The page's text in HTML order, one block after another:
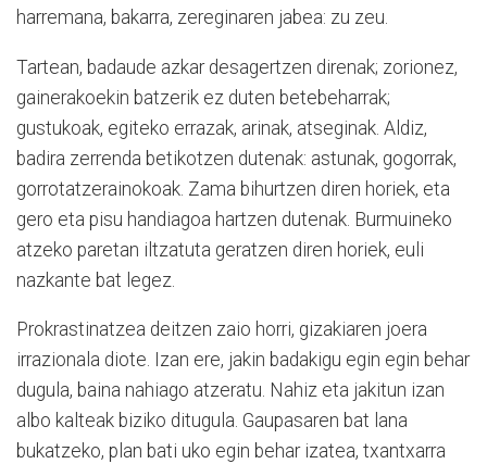
harremana, bakarra, zereginaren jabea: zu zeu.
Tartean, badaude azkar desagertzen direnak; zorionez,
gainerakoekin batzerik ez duten betebeharrak;
gustukoak, egiteko errazak, arinak, atseginak. Aldiz,
badira zerrenda betikotzen dutenak: astunak, gogorrak,
gorrotatzerainokoak. Zama bihurtzen diren horiek, eta
gero eta pisu handiagoa hartzen dutenak. Burmuineko
atzeko paretan iltzatuta geratzen diren horiek, euli
nazkante bat legez.
Prokrastinatzea deitzen zaio horri, gizakiaren joera
irrazionala diote. Izan ere, jakin badakigu egin egin behar
dugula, baina nahiago atzeratu. Nahiz eta jakitun izan
albo kalteak biziko ditugula. Gaupasaren bat lana
bukatzeko, plan bati uko egin behar izatea, txantxarra